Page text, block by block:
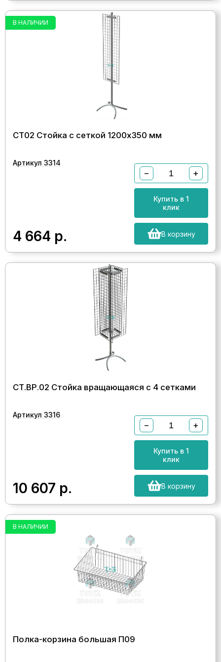
В НАЛИЧИИ
СТ02 Стойка с сеткой 1200х350 мм
Артикул 3314
4 664 р.
− +
Купить в 1
клик
В корзину
СТ.ВР.02 Стойка вращающаяся с 4 сетками
Артикул 3316
10 607 р.
− +
Купить в 1
клик
В корзину
В НАЛИЧИИ
Полка-корзина большая П09